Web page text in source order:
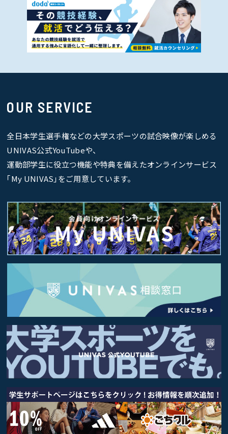
OUR SERVICE
全日本学生選手権などの大学スポーツの試合映像が楽しめる
UNIVAS公式YouTubeや、
運動部学生に役立つ機能や特典を備えたオンラインサービス
｢My UNIVAS｣をご用意しています。